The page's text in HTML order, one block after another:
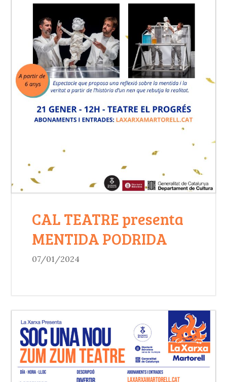
CAL TEATRE presenta
MENTIDA PODRIDA
07/01/2024